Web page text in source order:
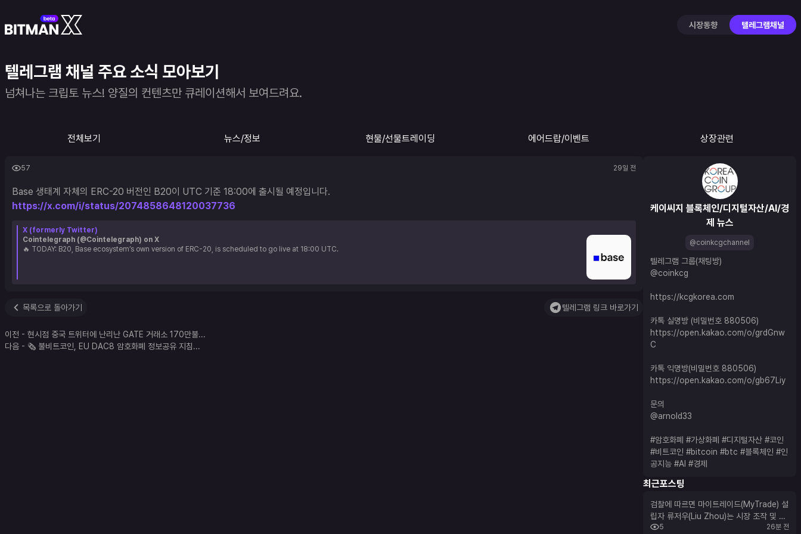
시장동향 텔레그램채널
텔레그램 채널 주요 소식 모아보기
넘쳐나는 크립토 뉴스! 양질의 컨텐츠만 큐레이션해서 보여드려요.
전체보기 뉴스/정보 현물/선물트레이딩 에어드랍/이벤트 상장관련
57 29일 전
https://x.com/i/status/2074858648120037736
X (formerly Twitter)
Cointelegraph (@Cointelegraph) on X
🔥 TODAY: B20, Base ecosystem’s own version of ERC-20, is scheduled to go live at 18:00 UTC.
목록으로 돌아가기 텔레그램 링크 바로가기
이전 - 현시점 중국 트위터에 난리난 GATE 거래소 170만불...
다음 - 🗞 불비트코인, EU DAC8 암호화폐 정보공유 지침...
케이씨지 블록체인/디지털자산/AI/경
제 뉴스
@coinkcgchannel
텔레그램 그룹(채팅방)
@coinkcg
https://kcgkorea.com
카톡 실명방 (비밀번호 880506)
https://open.kakao.com/o/grdGnw
C
카톡 익명방(비밀번호 880506)
https://open.kakao.com/o/gb67Liy
문의
@arnold33
#암호화폐 #가상화폐 #디지털자산 #코인
#비트코인 #bitcoin #btc #블록체인 #인
공지능 #AI #경제
최근포스팅
검찰에 따르면 마이트레이드(MyTrade) 설
립자 류저우(Liu Zhou)는 시장 조작 및 사
기 공모 혐의에 대해 유죄를 인정하고 목요
5 26분 전